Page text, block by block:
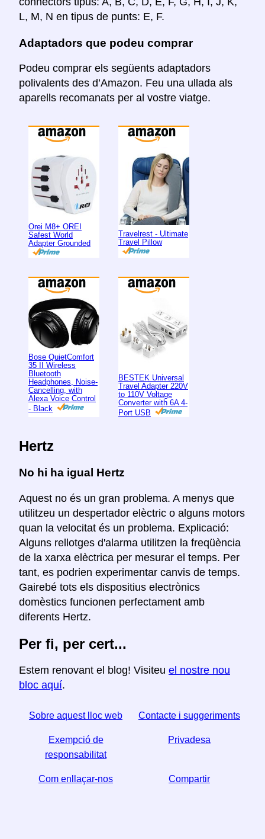
L, M, N en tipus de punts: E, F.
Adaptadors que podeu comprar
Podeu comprar els següents adaptadors
polivalents des d’Amazon. Feu una ullada als
aparells recomanats per al vostre viatge.
Orei M8+ OREI
Safest World
Adapter Grounded
Travelrest - Ultimate
Travel Pillow
Bose QuietComfort
35 II Wireless
Bluetooth
Headphones, Noise-
Cancelling, with
Alexa Voice Control
- Black
BESTEK Universal
Travel Adapter 220V
to 110V Voltage
Converter with 6A 4-
Port USB
Hertz
No hi ha igual Hertz
Aquest no és un gran problema. A menys que
utilitzeu un despertador elèctric o alguns motors
quan la velocitat és un problema. Explicació:
Alguns rellotges d'alarma utilitzen la freqüència
de la xarxa elèctrica per mesurar el temps. Per
tant, es podrien experimentar canvis de temps.
Gairebé tots els dispositius electrònics
domèstics funcionen perfectament amb
diferents Hertz.
Per fi, per cert...
Estem renovant el blog! Visiteu el nostre nou
bloc aquí.
Sobre aquest lloc web Contacte i suggeriments
Exempció de
responsabilitat
Privadesa
Com enllaçar-nos Compartir